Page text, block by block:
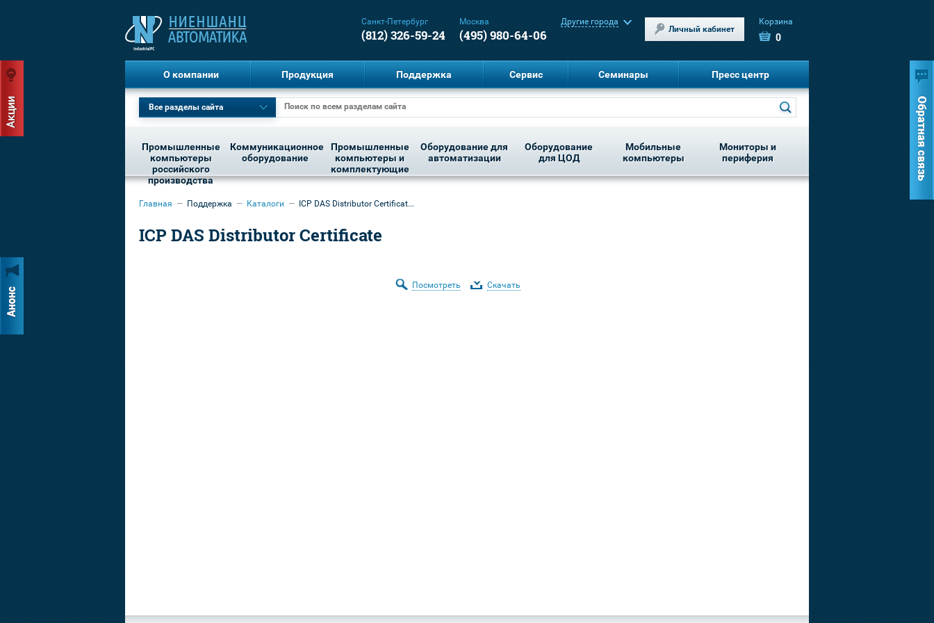
Санкт-Петербург
(812) 326-59-24
Москва
(495) 980-64-06
Другие города
Личный кабинет
Корзина
0
О компании Продукция Поддержка Сервис Семинары Пресс центр
Все разделы сайта
Промышленные
компьютеры
российского
производства
Коммуникационное
оборудование
Промышленные
компьютеры и
комплектующие
Оборудование для
автоматизации
Оборудование
для ЦОД
Мобильные
компьютеры
Мониторы и
периферия
Главная — Поддержка — Каталоги — ICP DAS Distributor Certificat...
ICP DAS Distributor Certificate
Посмотреть Скачать